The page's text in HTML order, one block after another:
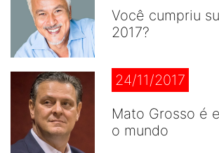
Você cumpriu
2017?
24/11/2017
Mato Grosso é
o mundo